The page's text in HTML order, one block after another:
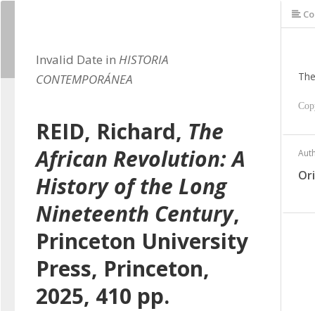
Invalid Date in HISTORIA
CONTEMPORÁNEA
REID, Richard, The
African Revolution: A
History of the Long
Nineteenth Century,
Princeton University
Press, Princeton,
2025, 410 pp.